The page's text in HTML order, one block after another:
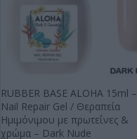
RUBBER BASE ALOHA 15ml –
Nail Repair Gel / Θεραπεία
Ημιμόνιμου με πρωτεΐνες &
χρώμα – Dark Nude